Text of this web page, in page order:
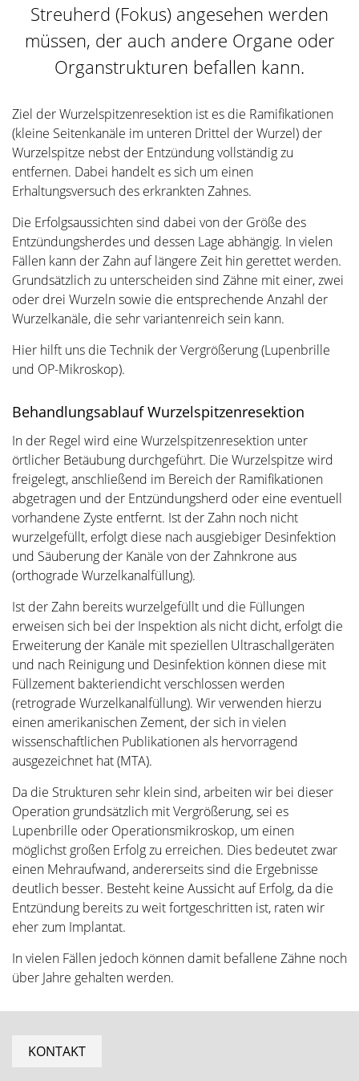
Streuherd (Fokus) angesehen werden
müssen, der auch andere Organe oder
Organstrukturen befallen kann.
Ziel der Wurzelspitzenresektion ist es die Ramifikationen
(kleine Seitenkanäle im unteren Drittel der Wurzel) der
Wurzelspitze nebst der Entzündung vollständig zu
entfernen. Dabei handelt es sich um einen
Erhaltungsversuch des erkrankten Zahnes.
Die Erfolgsaussichten sind dabei von der Größe des
Entzündungsherdes und dessen Lage abhängig. In vielen
Fällen kann der Zahn auf längere Zeit hin gerettet werden.
Grundsätzlich zu unterscheiden sind Zähne mit einer, zwei
oder drei Wurzeln sowie die entsprechende Anzahl der
Wurzelkanäle, die sehr variantenreich sein kann.
Hier hilft uns die Technik der Vergrößerung (Lupenbrille
und OP-Mikroskop).
Behandlungsablauf Wurzelspitzenresektion
In der Regel wird eine Wurzelspitzenresektion unter
örtlicher Betäubung durchgeführt. Die Wurzelspitze wird
freigelegt, anschließend im Bereich der Ramifikationen
abgetragen und der Entzündungsherd oder eine eventuell
vorhandene Zyste entfernt. Ist der Zahn noch nicht
wurzelgefüllt, erfolgt diese nach ausgiebiger Desinfektion
und Säuberung der Kanäle von der Zahnkrone aus
(orthograde Wurzelkanalfüllung).
Ist der Zahn bereits wurzelgefüllt und die Füllungen
erweisen sich bei der Inspektion als nicht dicht, erfolgt die
Erweiterung der Kanäle mit speziellen Ultraschallgeräten
und nach Reinigung und Desinfektion können diese mit
Füllzement bakteriendicht verschlossen werden
(retrograde Wurzelkanalfüllung). Wir verwenden hierzu
einen amerikanischen Zement, der sich in vielen
wissenschaftlichen Publikationen als hervorragend
ausgezeichnet hat (MTA).
Da die Strukturen sehr klein sind, arbeiten wir bei dieser
Operation grundsätzlich mit Vergrößerung, sei es
Lupenbrille oder Operationsmikroskop, um einen
möglichst großen Erfolg zu erreichen. Dies bedeutet zwar
einen Mehraufwand, andererseits sind die Ergebnisse
deutlich besser. Besteht keine Aussicht auf Erfolg, da die
Entzündung bereits zu weit fortgeschritten ist, raten wir
eher zum Implantat.
In vielen Fällen jedoch können damit befallene Zähne noch
über Jahre gehalten werden.
KONTAKT